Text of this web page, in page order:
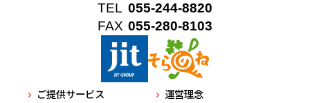
TEL 055-244-8820
FAX 055-280-8103
ご提供サービス 運営理念